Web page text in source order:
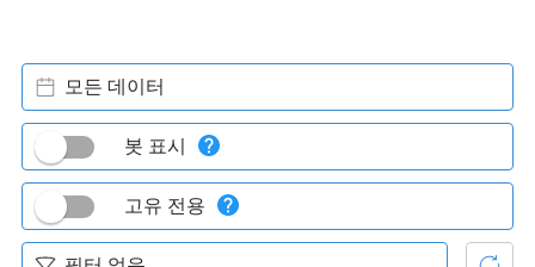
모든 데이터
봇 표시
고유 전용